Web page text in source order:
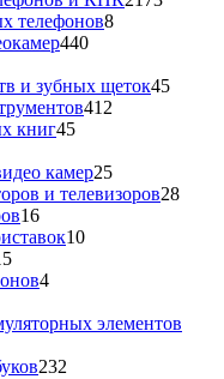
телефонов88
440440
и зубных щеток4545
412
книг4545
камер2525
товаров
и телевизоров2828
1616
товаров
1010
15
товаров
44
элементов
232